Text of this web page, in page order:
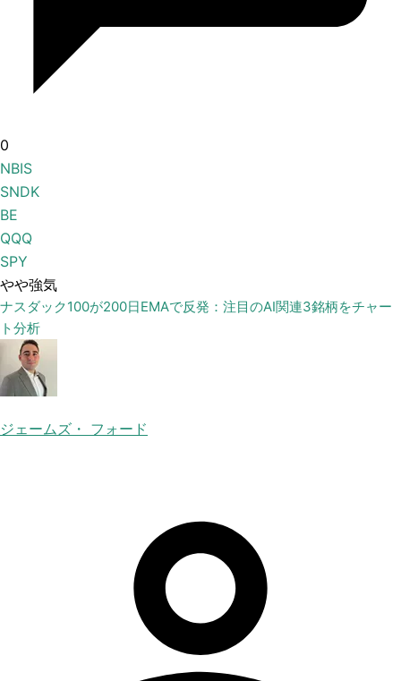
0
NBIS
SNDK
BE
QQQ
SPY
やや強気
ナスダック100が200日EMAで反発：注目のAI関連3銘柄をチャー
ト分析
ジェームズ・ フォード